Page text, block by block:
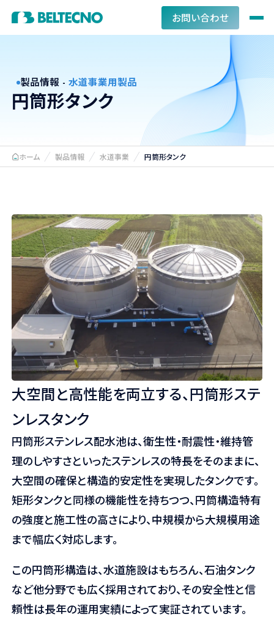
お問い合わせ
製品情報 - 水道事業用製品
円筒形タンク
ホーム 製品情報 水道事業 円筒形タンク
大空間と高性能を両立する、円筒形ステ
ンレスタンク
円筒形ステンレス配水池は、衛生性・耐震性・維持管
理のしやすさといったステンレスの特長をそのままに、
大空間の確保と構造的安定性を実現したタンクです。
矩形タンクと同様の機能性を持ちつつ、円筒構造特有
の強度と施工性の高さにより、中規模から大規模用途
まで幅広く対応します。
この円筒形構造は、水道施設はもちろん、石油タンク
など他分野でも広く採用されており、その安全性と信
頼性は長年の運用実績によって実証されています。